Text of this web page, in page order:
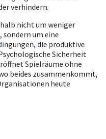
verhindern.
nicht um weniger
um eine
die produktive
Sicherheit
Spielräume ohne
beides zusammenkommt,
heute